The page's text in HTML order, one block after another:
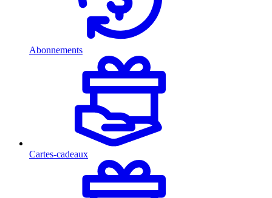
Abonnements
Cartes-cadeaux